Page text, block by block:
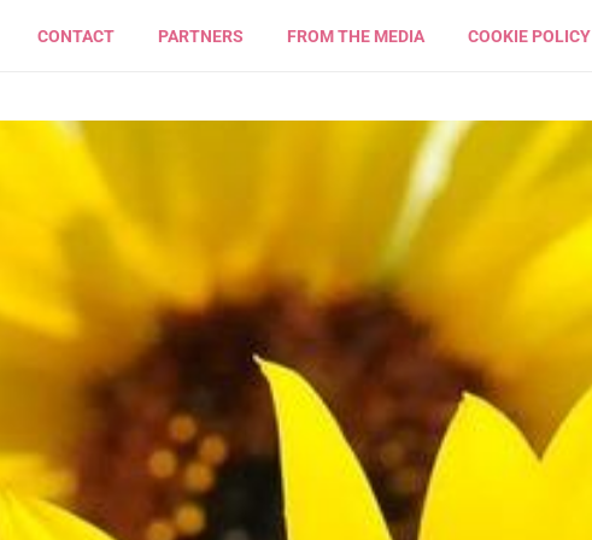
CONTACT PARTNERS FROM THE MEDIA COOKIE POLICY